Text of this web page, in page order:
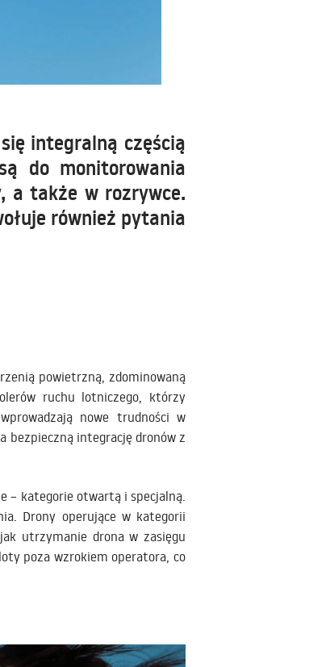
integralną częścią
do monitorowania
a także w rozrywce.
również pytania
powietrzną, zdominowaną
ruchu lotniczego, którzy
nowe trudności w
bezpieczną integrację dronów z
– kategorie otwartą i specjalną.
Drony operujące w kategorii
utrzymanie drona w zasięgu
poza wzrokiem operatora, co